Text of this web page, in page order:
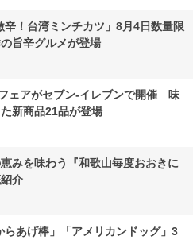
辛！台湾ミンチカツ」8月4日数量限
旨辛グルメが登場
ェアがセブン-イレブンで開催 味
新商品21品が登場
みを味わう『和歌山毎度おおきに
介
らあげ棒」「アメリカンドッグ」3